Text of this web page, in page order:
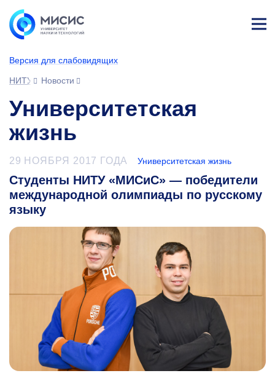
Версия для слабовидящих
НИТУ МИСИС
Новости
Университетская
жизнь
29 НОЯБРЯ 2017 ГОДА Университетская жизнь
Студенты НИТУ «МИСиС» — победители
международной олимпиады по русскому
языку